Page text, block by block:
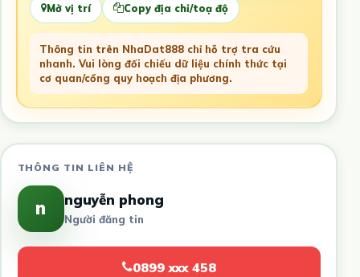
Mở vị trí Copy địa chỉ/toạ độ
Thông tin trên NhaDat888 chỉ hỗ trợ tra cứu
nhanh. Vui lòng đối chiếu dữ liệu chính thức tại
cơ quan/cổng quy hoạch địa phương.
THÔNG TIN LIÊN HỆ
n nguyễn phong
Người đăng tin
0899 xxx 458